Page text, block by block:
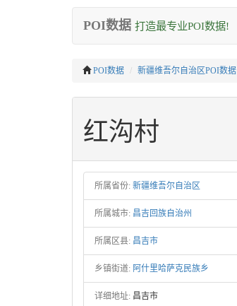
POI数据 打造最专业POI数据!
POI数据 新疆维吾尔自治区POI数据
红沟村
所属省份: 新疆维吾尔自治区
所属城市: 昌吉回族自治州
所属区县: 昌吉市
乡镇街道: 阿什里哈萨克民族乡
详细地址: 昌吉市